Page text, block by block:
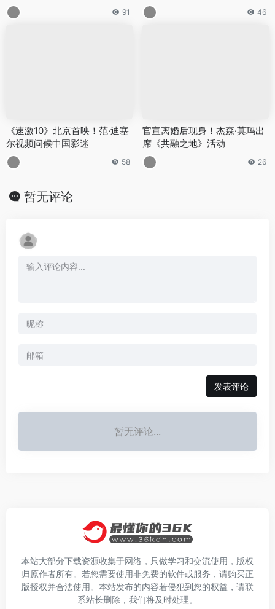
91 46
《速激10》北京首映！范·迪塞
尔视频问候中国影迷
58
官宣离婚后现身！杰森·莫玛出
席《共融之地》活动
26
暂无评论
发表评论
暂无评论...
本站大部分下载资源收集于网络，只做学习和交流使用，版权
归原作者所有。若您需要使用非免费的软件或服务，请购买正
版授权并合法使用。本站发布的内容若侵犯到您的权益，请联
系站长删除，我们将及时处理。